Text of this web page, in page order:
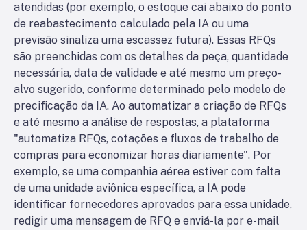
atendidas (por exemplo, o estoque cai abaixo do ponto
de reabastecimento calculado pela IA ou uma
previsão sinaliza uma escassez futura). Essas RFQs
são preenchidas com os detalhes da peça, quantidade
necessária, data de validade e até mesmo um preço-
alvo sugerido, conforme determinado pelo modelo de
precificação da IA. Ao automatizar a criação de RFQs
e até mesmo a análise de respostas, a plataforma
"automatiza RFQs, cotações e fluxos de trabalho de
compras para economizar horas diariamente". Por
exemplo, se uma companhia aérea estiver com falta
de uma unidade aviônica específica, a IA pode
identificar fornecedores aprovados para essa unidade,
redigir uma mensagem de RFQ e enviá-la por e-mail